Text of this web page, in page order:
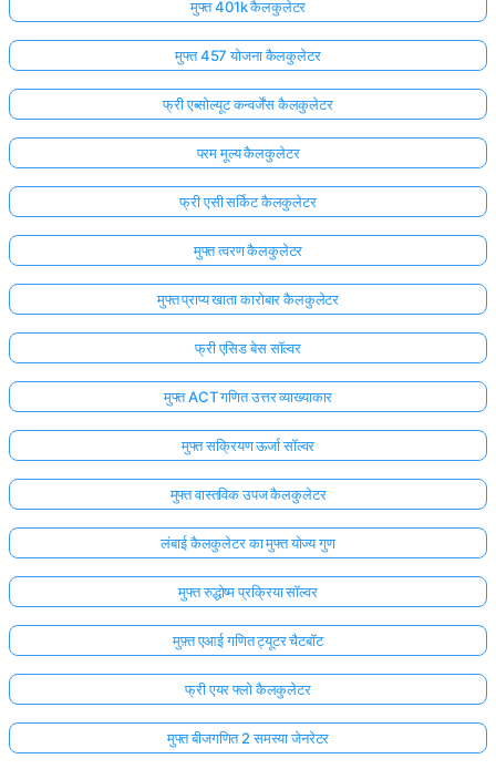
मुफ्त 401k कैलकुलेटर
मुफ्त 457 योजना कैलकुलेटर
फ्री एब्सोल्यूट कन्वर्जेंस कैलकुलेटर
परम मूल्य कैलकुलेटर
फ्री एसी सर्किट कैलकुलेटर
मुफ्त त्वरण कैलकुलेटर
मुफ्त प्राप्य खाता कारोबार कैलकुलेटर
फ्री एसिड बेस सॉल्वर
मुफ्त ACT गणित उत्तर व्याख्याकार
मुफ्त सक्रियण ऊर्जा सॉल्वर
मुफ्त वास्तविक उपज कैलकुलेटर
लंबाई कैलकुलेटर का मुफ्त योज्य गुण
मुफ्त रुद्धोष्म प्रक्रिया सॉल्वर
मुफ़्त एआई गणित ट्यूटर चैटबॉट
फ्री एयर फ्लो कैलकुलेटर
मुफ्त बीजगणित 2 समस्या जेनरेटर